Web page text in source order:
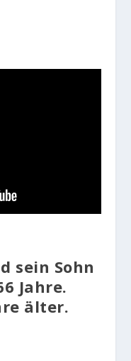
sein Sohn
Jahre.
älter.